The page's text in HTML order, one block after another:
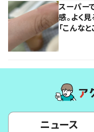
スーパー
感。よく
「こんな
ニュース